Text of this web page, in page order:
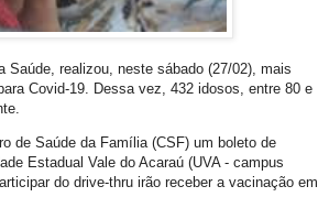
Saúde, realizou, neste sábado (27/02), mais
Covid-19. Dessa vez, 432 idosos, entre 80 e
de Saúde da Família (CSF) um boleto de
Estadual Vale do Acaraú (UVA - campus
do drive-thru irão receber a vacinação em